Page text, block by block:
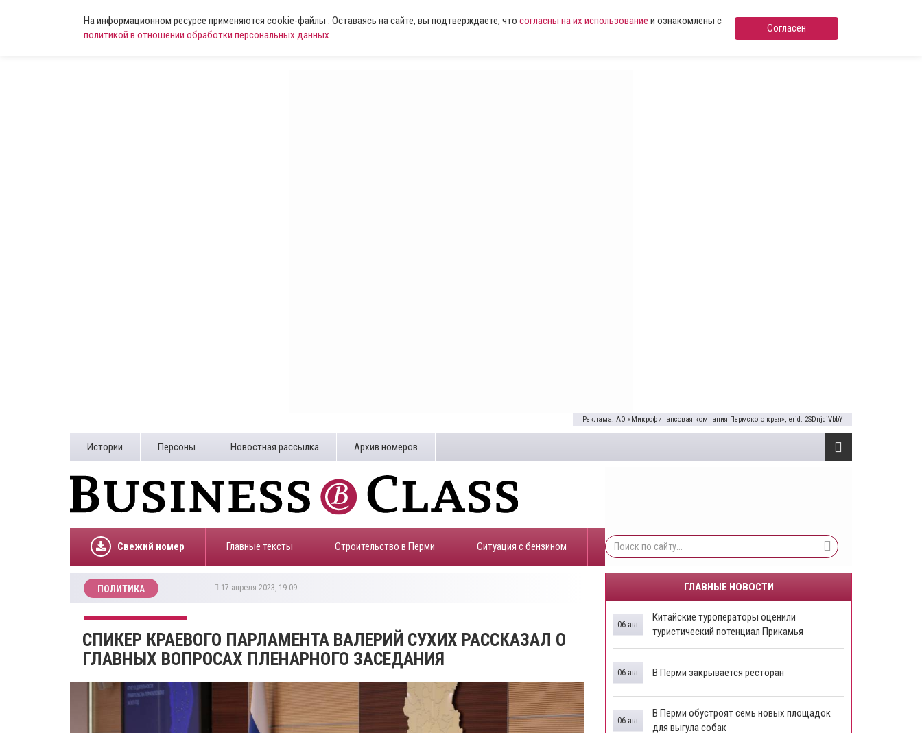
На информационном ресурсе применяются cookie-файлы . Оставаясь на сайте, вы подтверждаете, что согласны на их использование и ознакомлены с
политикой в отношении обработки персональных данных
Согласен
Реклама: АО «Микрофинансовая компания Пермского края», erid: 2SDnjdiVbbY
Истории Персоны Новостная рассылка Архив номеров
Свежий номер Главные тексты Строительство в Перми ​Ситуация с бензином
ПОЛИТИКА 17 апреля 2023, 19:09
​СПИКЕР КРАЕВОГО ПАРЛАМЕНТА ВАЛЕРИЙ СУХИХ РАССКАЗАЛ О
ГЛАВНЫХ ВОПРОСАХ ПЛЕНАРНОГО ЗАСЕДАНИЯ
ГЛАВНЫЕ НОВОСТИ
Китайские туроператоры оценили
туристический потенциал Прикамья
06 авг
В Перми закрывается ресторан
06 авг
​В Перми обустроят семь новых площадок
для выгула собак
06 авг